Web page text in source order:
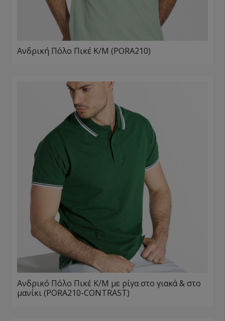
Ανδρική Πόλο Πικέ Κ/Μ (PORA210)
Ανδρικό Πόλο Πικέ Κ/Μ με ρίγα στο γιακά & στο
μανίκι (PORA210-CONTRAST)